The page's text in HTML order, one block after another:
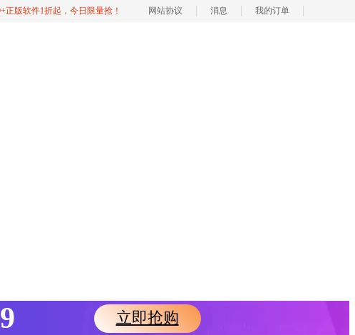
正版软件1折起，今日限量抢！ 网站协议 消息 我的订单
立即抢购